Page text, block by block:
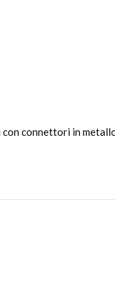
connettori in